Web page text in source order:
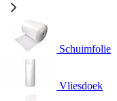
Schuimfolie
Vliesdoek